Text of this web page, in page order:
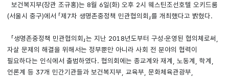
보건복지부(장관 조규홍)는 8월 6일(화) 오후 2시 웨스틴조선호텔 오키드룸
(서울시 중구)에서 「제7차 생명존중정책 민관협의회」를 개최했다고 밝혔다.
「생명존중정책 민관협의회」는 지난 2018년도부터 구성·운영된 협의체로써,
자살 문제의 해결을 위해서는 정부뿐만 아니라 사회 전 분야의 협력이
필요하다는 인식에서 출범하였다. 협의회에는 종교계와 재계, 노동계, 학계,
언론계 등 37개 민간기관들과 보건복지부, 교육부, 문화체육관광부,